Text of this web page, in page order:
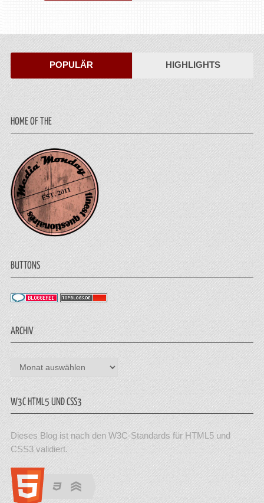
POPULÄR HIGHLIGHTS
HOME OF THE
BUTTONS
ARCHIV
Archiv
W3C HTML5 UND CSS3
Dieses Blog ist nach den W3C-Standards für HTML5 und
CSS3 validiert.